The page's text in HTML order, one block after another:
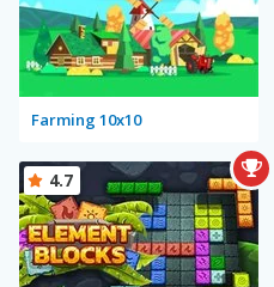
Farming 10x10
4.7